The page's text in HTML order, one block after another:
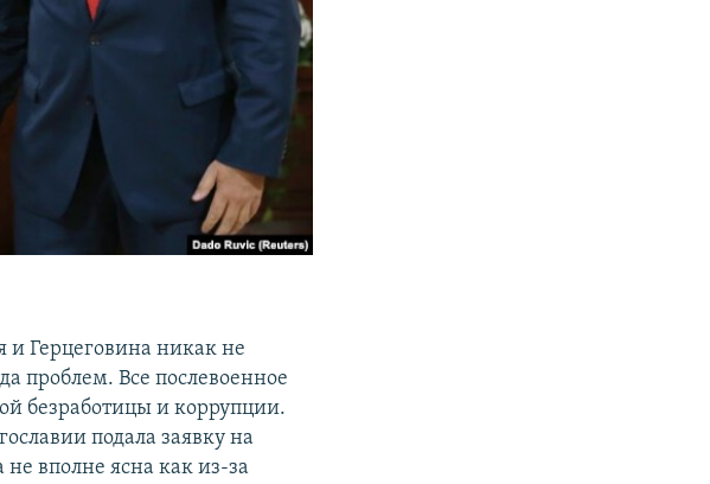
и Герцеговина никак не
проблем. Все послевоенное
безработицы и коррупции.
подала заявку на
не вполне ясна как из-за